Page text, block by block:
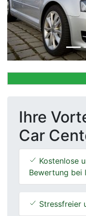
Ihre
Car
Kostenlose
Bewertung bei
Stressfreier